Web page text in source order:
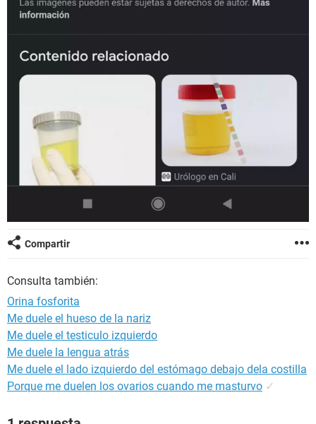
Compartir
Consulta también:
Orina fosforita
Me duele el hueso de la nariz
Me duele el testiculo izquierdo
Me duele la lengua atrás
Me duele el lado izquierdo del estómago debajo dela costilla
Porque me duelen los ovarios cuando me masturvo ✓